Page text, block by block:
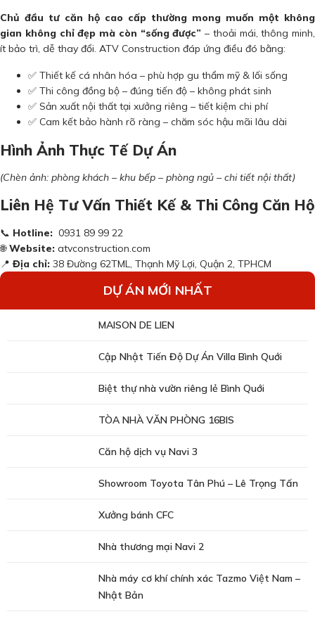
Chủ đầu tư căn hộ cao cấp thường mong muốn một không
gian không chỉ đẹp mà còn “sống được” – thoải mái, thông minh,
ít bảo trì, dễ thay đổi. ATV Construction đáp ứng điều đó bằng:
✅ Thiết kế cá nhân hóa – phù hợp gu thẩm mỹ & lối sống
✅ Thi công đồng bộ – đúng tiến độ – không phát sinh
✅ Sản xuất nội thất tại xưởng riêng – tiết kiệm chi phí
✅ Cam kết bảo hành rõ ràng – chăm sóc hậu mãi lâu dài
Hình Ảnh Thực Tế Dự Án
(Chèn ảnh: phòng khách – khu bếp – phòng ngủ – chi tiết nội thất)
Liên Hệ Tư Vấn Thiết Kế & Thi Công Căn Hộ
📞 Hotline: 0931 89 99 22
🌐Website: atvconstruction.com
📍Địa chỉ: 38 Đường 62TML, Thạnh Mỹ Lợi, Quận 2, TPHCM
DỰ ÁN MỚI NHẤT
MAISON DE LIEN
Cập Nhật Tiến Độ Dự Án Villa Bình Quới
Biệt thự nhà vườn riêng lẻ Bình Quới
TÒA NHÀ VĂN PHÒNG 16BIS
Căn hộ dịch vụ Navi 3
Showroom Toyota Tân Phú – Lê Trọng Tấn
Xưởng bánh CFC
Nhà thương mại Navi 2
Nhà máy cơ khí chính xác Tazmo Việt Nam –
Nhật Bản